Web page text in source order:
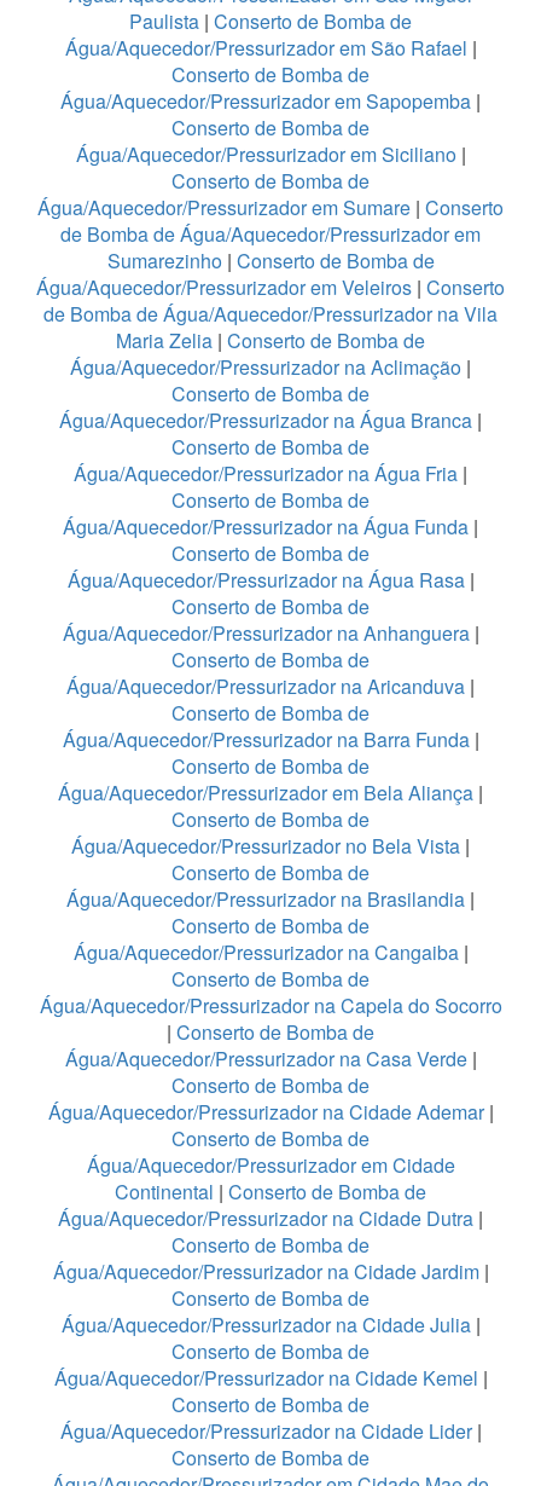
Paulista | Conserto de Bomba de
Água/Aquecedor/Pressurizador em São Rafael |
Conserto de Bomba de
Água/Aquecedor/Pressurizador em Sapopemba |
Conserto de Bomba de
Água/Aquecedor/Pressurizador em Siciliano|
Conserto de Bomba de
Água/Aquecedor/Pressurizador em Sumare | Conserto
de Bomba de Água/Aquecedor/Pressurizador em
Sumarezinho| Conserto de Bomba de
Água/Aquecedor/Pressurizador em Veleiros | Conserto
de Bomba de Água/Aquecedor/Pressurizador na Vila
Maria Zelia | Conserto de Bomba de
Água/Aquecedor/Pressurizador na Aclimação |
Conserto de Bomba de
Água/Aquecedor/Pressurizador na Água Branca |
Conserto de Bomba de
Água/Aquecedor/Pressurizador na Água Fria |
Conserto de Bomba de
Água/Aquecedor/Pressurizador na Água Funda |
Conserto de Bomba de
Água/Aquecedor/Pressurizador na Água Rasa |
Conserto de Bomba de
Água/Aquecedor/Pressurizador na Anhanguera|
Conserto de Bomba de
Água/Aquecedor/Pressurizador na Aricanduva |
Conserto de Bomba de
Água/Aquecedor/Pressurizador na Barra Funda |
Conserto de Bomba de
Água/Aquecedor/Pressurizador em Bela Aliança |
Conserto de Bomba de
Água/Aquecedor/Pressurizador no Bela Vista |
Conserto de Bomba de
Água/Aquecedor/Pressurizador na Brasilandia |
Conserto de Bomba de
Água/Aquecedor/Pressurizador na Cangaiba|
Conserto de Bomba de
Água/Aquecedor/Pressurizador na Capela do Socorro
| Conserto de Bomba de
Água/Aquecedor/Pressurizador na Casa Verde|
Conserto de Bomba de
Água/Aquecedor/Pressurizador na Cidade Ademar|
Conserto de Bomba de
Água/Aquecedor/Pressurizador em Cidade
Continental | Conserto de Bomba de
Água/Aquecedor/Pressurizador na Cidade Dutra |
Conserto de Bomba de
Água/Aquecedor/Pressurizador na Cidade Jardim|
Conserto de Bomba de
Água/Aquecedor/Pressurizador na Cidade Julia |
Conserto de Bomba de
Água/Aquecedor/Pressurizador na Cidade Kemel |
Conserto de Bomba de
Água/Aquecedor/Pressurizador na Cidade Lider|
Conserto de Bomba de